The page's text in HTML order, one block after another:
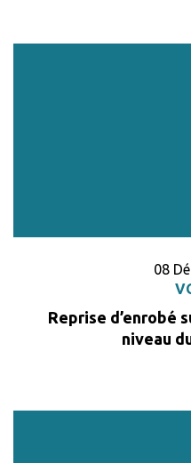
Du
08
Reprise d’enrobé
niveau